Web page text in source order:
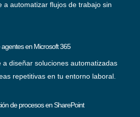
a automatizar flujos de trabajo sin
en Microsoft 365
a diseñar soluciones automatizadas
repetitivas en tu entorno laboral.
de procesos en SharePoint